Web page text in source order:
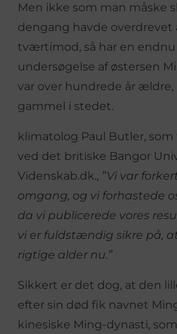
Men ikke som man måske
dengang havde overdrevet
tværtimod, så har en
undersøgelse af østersen
var over hundrede år ældre,
gammel i stedet.
klimatolog Paul Butler,
ved det britiske Bangor
Videnskab.dk., ”Vi var
omgang, og vi forhastede
da vi publicerede vores
vi er fuldstændig sikre på,
rigtige alder nu.”
Sikkert er det dog, at den
efter sin død fik navnet
kinesiske Ming-dynasti,